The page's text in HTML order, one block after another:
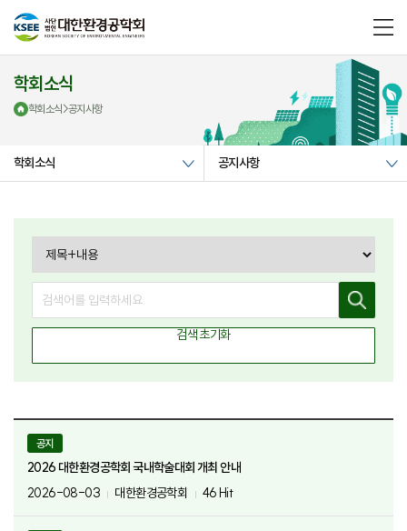
메
뉴
학회소식
학회소식>공지사항
학회소식 공지사항
검
색
검색 초기화
공지
2026 대한환경공학회 국내학술대회 개최 안내
2026-08-03
대한환경공학회 46 Hit